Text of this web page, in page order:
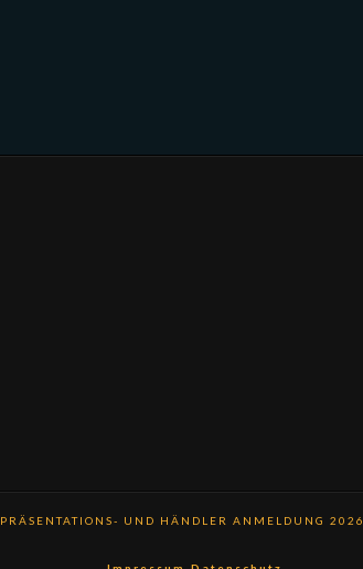
PRÄSENTATIONS- UND HÄNDLER ANMELDUNG 2026